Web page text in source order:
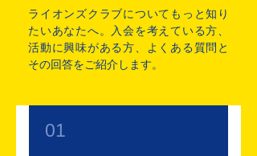
ライオンズクラブについてもっと知り
たいあなたへ。
入会を考えている方、
活動に興味がある方、よくある質問と
その回答をご紹介します。
01